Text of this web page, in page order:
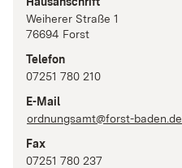
Weiherer Straße 1
76694 Forst
Telefon
07251 780 210
E-Mail
ordnungsamt@forst-baden.de
Fax
07251 780 237